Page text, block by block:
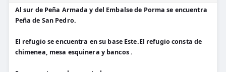
Al sur de Peña Armada y del Embalse de Porma se encuentra
Peña de San Pedro.
El refugio se encuentra en su base Este.El refugio consta de
chimenea, mesa esquinera y bancos .